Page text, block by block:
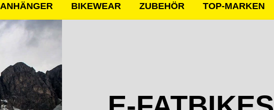
ANHÄNGER BIKEWEAR ZUBEHÖR TOP-MARKEN